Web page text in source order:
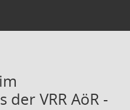
der VRR AöR -